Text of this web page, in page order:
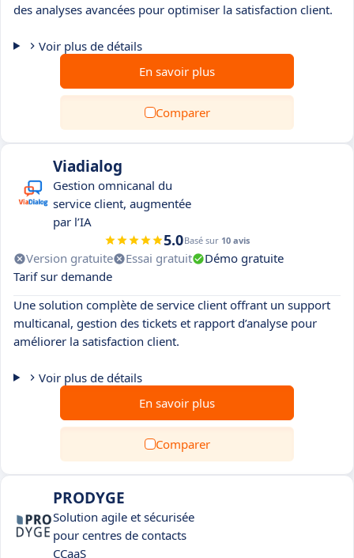
des analyses avancées pour optimiser la satisfaction client.
Voir plus de détails
En savoir plus
Comparer
Viadialog
Gestion omnicanal du
service client, augmentée
par l’IA
5.0Basé sur 10 avis
Version gratuite Essai gratuit
Démo gratuite
Tarif sur demande
Une solution complète de service client offrant un support
multicanal, gestion des tickets et rapport d’analyse pour
améliorer la satisfaction client.
Voir plus de détails
En savoir plus
Comparer
PRODYGE
Solution agile et sécurisée
pour centres de contacts
CCaaS